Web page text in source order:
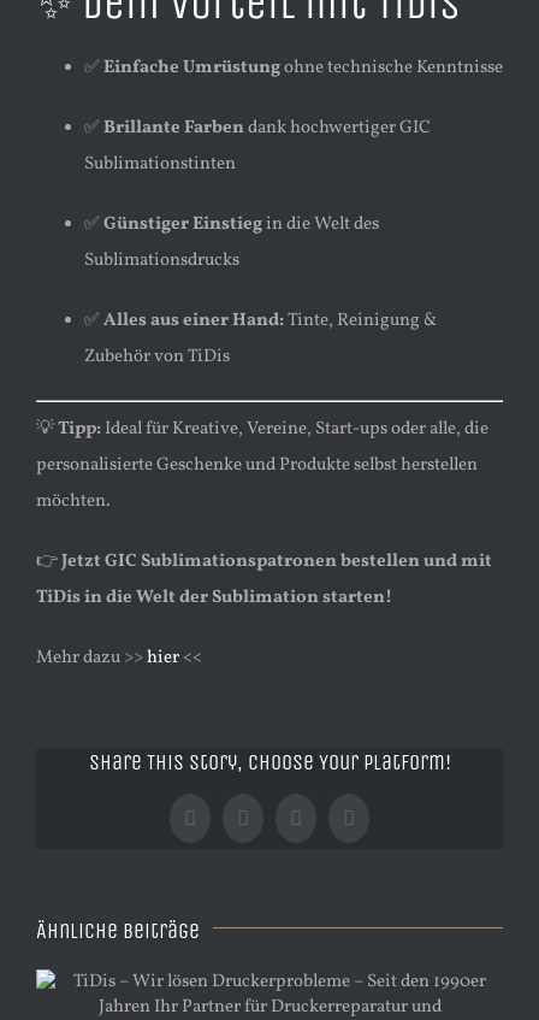
✅Einfache Umrüstungohne technische Kenntnisse
✅Brillante Farbendank hochwertiger GIC
Sublimationstinten
✅Günstiger Einstiegin die Welt des
Sublimationsdrucks
✅Alles aus einer Hand:Tinte, Reinigung &
Zubehör von TiDis
💡Tipp:Ideal für Kreative, Vereine, Start-ups oder alle, die
personalisierte Geschenke und Produkte selbst herstellen
möchten.
👉Jetzt GIC Sublimationspatronen bestellen und mit
TiDis in die Welt der Sublimation starten!
Mehr dazu >>hier<<
Share This Story, Choose Your Platform!
Facebook
X TumblrPinterest
Ähnliche Beiträge